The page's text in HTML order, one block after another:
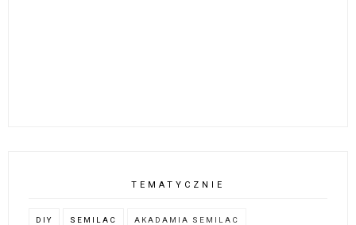
TEMATYCZNIE
DIY SEMILAC AKADAMIA SEMILAC